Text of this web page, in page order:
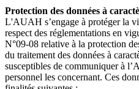
Protection des données à
L'AUAH s’engage à protéger la
respect des réglementations en
N°09-08 relative à la protection
du traitement des données à
susceptibles de communiquer à
personnel les concernant. Ces